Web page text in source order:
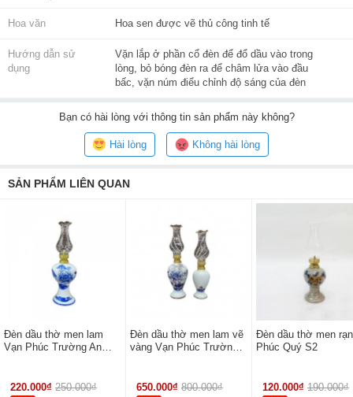
Hoa văn Hoa sen được vẽ thủ công tinh tế
Hướng dẫn sử
dụng
Vặn lắp ở phần cổ đèn để đổ dầu vào trong
lòng, bỏ bóng đèn ra để châm lửa vào đầu
bấc, vặn núm điểu chỉnh độ sáng của đèn
Bạncó hài lòng với thông tin sản phẩm này không?
Hài lòng Không hài lòng
SẢN PHẨM LIÊN QUAN
Đèn dầu thờ men lam
Vạn Phúc Trường An
220.000₫ 250.000₫
Đèn dầu thờ men lam vẽ
vàng Vạn Phúc Trường
650.000₫ 800.000₫
Đèn dầu thờ men
Phúc Quý S2
120.000₫ 190.000₫